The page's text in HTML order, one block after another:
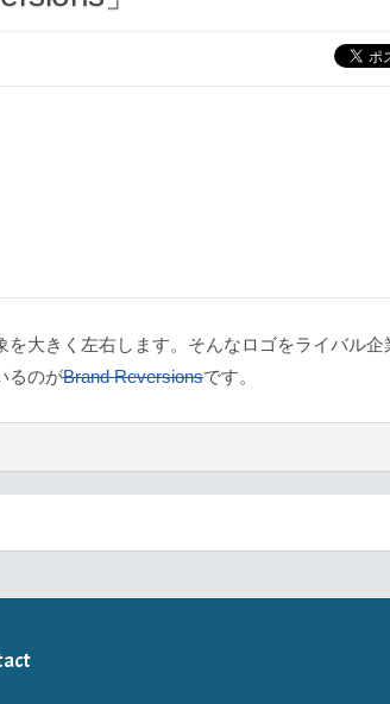
を大きく左右します。そんなロゴをライバル企
るのがBrand Reversionsです。